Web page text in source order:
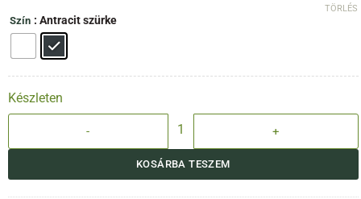
Szín : Antracit szürke
TÖRLÉS
Készleten
KOSÁRBA TESZEM